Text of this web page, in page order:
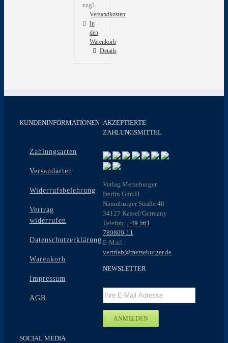
zzgl.
Versandkosten
In
den
Warenkorb
Details
KUNDENINFORMATIONEN
Zahlungsarten
Versandarten
Widerrufsbelehrung
Vertrag
widerrufen
Datenschutzerklärung
Warenkorb
Impressum
AGB
SOCIAL MEDIA
AKZEPTIERTE
ZAHLUNGSMITTEL
Verlag Merseburger
Berlin GmbH
Naumburger Straße 40
34127 Kassel/Germany
Telefon: +49 561
789809-11
E-Mail :
vertrieb@merseburger.de
NEWSLETTER